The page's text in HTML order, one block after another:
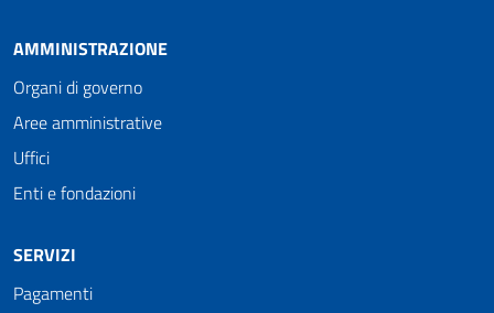
AMMINISTRAZIONE
Organi di governo
Aree amministrative
Uffici
Enti e fondazioni
SERVIZI
Pagamenti